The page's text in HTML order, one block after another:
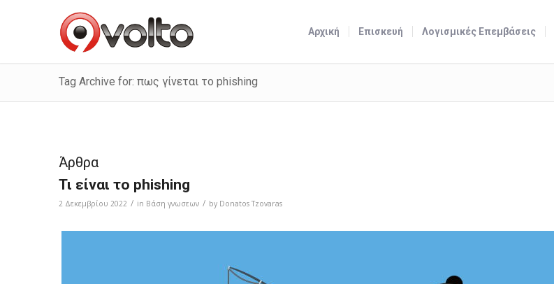
Αρχική Επισκευή Λογισμικές Επεμβάσεις
Tag Archive for: πως γίνεται το phishing
Άρθρα
Τι είναι το phishing
2 Δεκεμβρίου 2022 / in Bάση γνωσεων / by Donatos Tzovaras